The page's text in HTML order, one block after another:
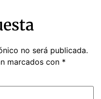
no será publicada.
marcados con *